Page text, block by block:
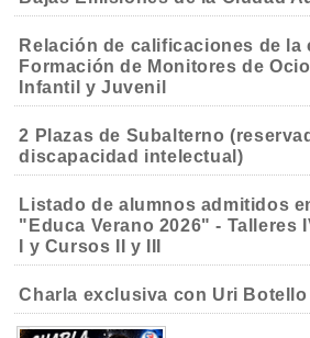
Relación de calificaciones de
Formación de Monitores de
Infantil y Juvenil
2 Plazas de Subalterno
discapacidad intelectual)
Listado de alumnos admitidos
"Educa Verano 2026" - Talleres
I y Cursos II y III
Charla exclusiva con Uri Botello